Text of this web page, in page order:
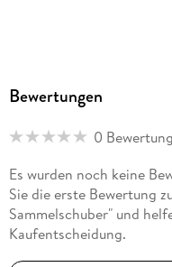
Bewertungen
0
Es wurden noch keine
Sie die erste Bewertung
Sammelschuber" und
Kaufentscheidung.